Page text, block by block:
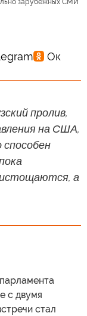
зарубежных СМИ
пролив,
на США,
истощаются, а
с двумя
стал